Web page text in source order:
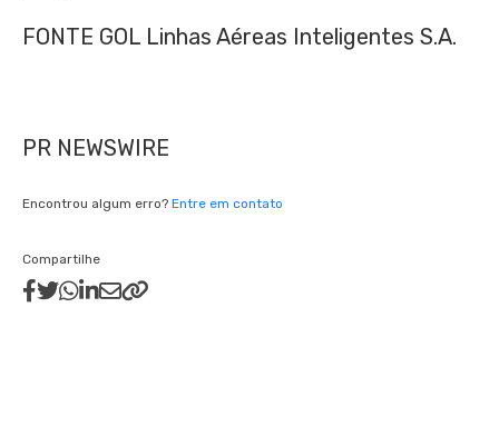
FONTE GOL Linhas Aéreas Inteligentes S.A.
PR NEWSWIRE
Encontrou algum erro? Entre em contato
Compartilhe